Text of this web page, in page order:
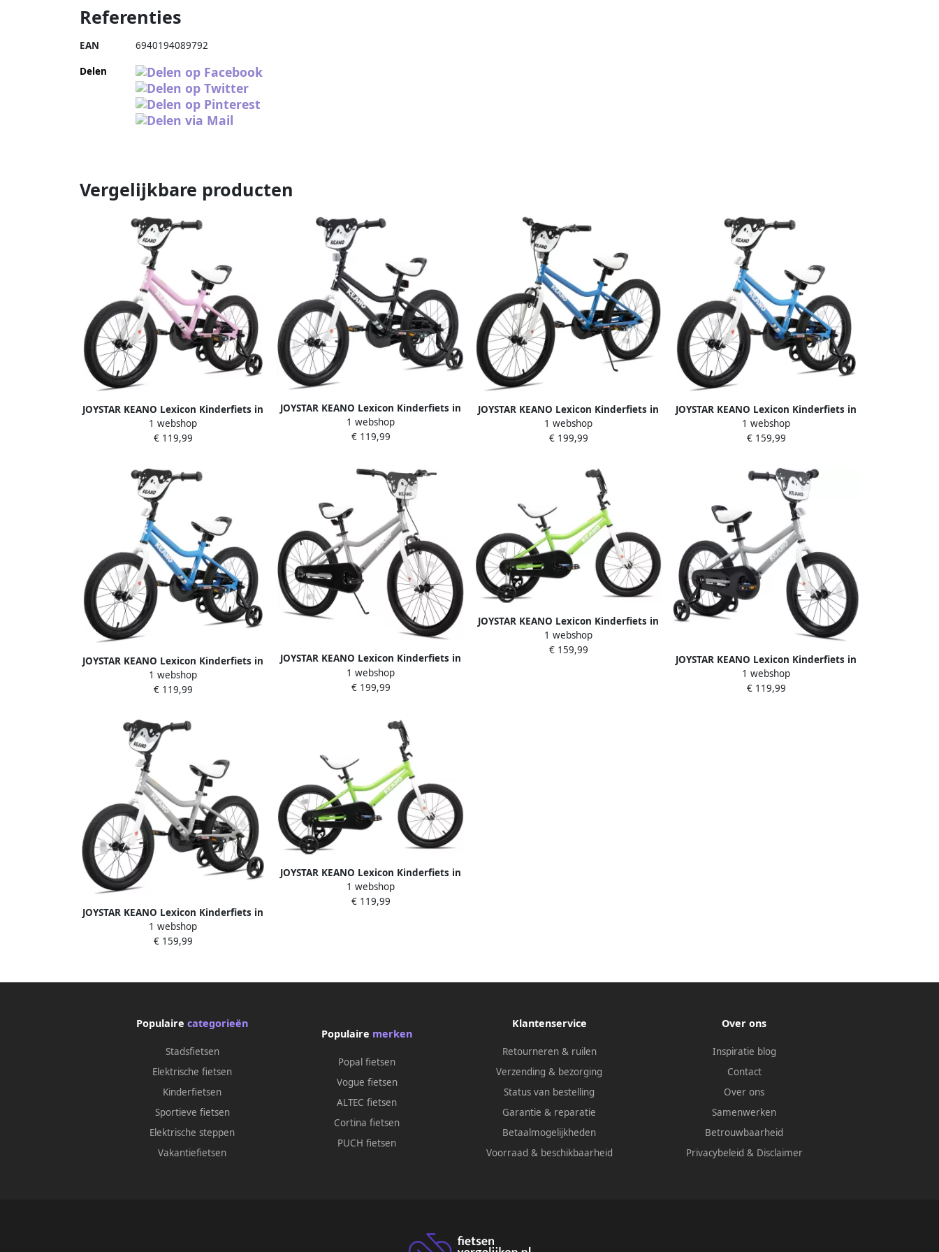
Referenties
EAN 6940194089792
Delen
Vergelijkbare producten
JOYSTAR KEANO Lexicon Kinderfiets in
BMX Stijl Voor & Met Zijwieltjes 12 Inch
Kleuren Beschikbaar
1 webshop
€ 119,99
JOYSTAR KEANO Lexicon Kinderfiets in
BMX Stijl Voor & Met Zijwieltjes 12 Inch
Kleuren Beschikbaar
1 webshop
€ 119,99
JOYSTAR KEANO Lexicon Kinderfiets in
BMX Stijl Voor & Met Zijwieltjes 20 Inch
Kleuren Beschikbaar
1 webshop
€ 199,99
JOYSTAR KEANO Lexicon Kinderfiets in
BMX Stijl Voor & Met Zijwieltjes 16 Inch
Kleuren Beschikbaar
1 webshop
€ 159,99
JOYSTAR KEANO Lexicon Kinderfiets in
BMX Stijl Voor & Met Zijwieltjes 12 Inch
Kleuren Beschikbaar
1 webshop
€ 119,99
JOYSTAR KEANO Lexicon Kinderfiets in
BMX Stijl Voor & Met Zijwieltjes 20 Inch
Kleuren Beschikbaar
1 webshop
€ 199,99
JOYSTAR KEANO Lexicon Kinderfiets in
BMX Stijl Voor & Met Zijwieltjes 16 Inch
Kleuren Beschikbaar
1 webshop
€ 159,99
JOYSTAR KEANO Lexicon Kinderfiets in
BMX Stijl Voor & Met Zijwieltjes 12 Inch
Kleuren Beschikbaar
1 webshop
€ 119,99
JOYSTAR KEANO Lexicon Kinderfiets in
BMX Stijl Voor & Met Zijwieltjes 16 Inch
Kleuren Beschikbaar
1 webshop
€ 159,99
JOYSTAR KEANO Lexicon Kinderfiets in
BMX Stijl Voor & Met Zijwieltjes 12 Inch
Kleuren Beschikbaar
1 webshop
€ 119,99
Populairecategorieën
Stadsfietsen
Elektrische fietsen
Kinderfietsen
Sportieve fietsen
Elektrische steppen
Vakantiefietsen
Populaire merken
Popal fietsen
Vogue fietsen
ALTEC fietsen
Cortina fietsen
PUCH fietsen
Klantenservice
Retourneren & ruilen
Verzending & bezorging
Status van bestelling
Garantie & reparatie
Betaalmogelijkheden
Voorraad & beschikbaarheid
Over ons
Inspiratie blog
Contact
Over ons
Samenwerken
Betrouwbaarheid
Privacybeleid & Disclaimer